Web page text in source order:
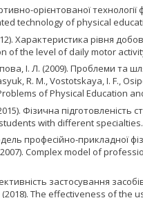
орієнтованої
technology of physical
Характеристика рівня
of the level of daily motor
І. Л. (2009). Проблеми та
R. M., Vostotskaya, I. F.,
of Physical Education
Фізична підготовленість
with different
професійно-прикладної
(2007). Complex model of
застосування
(2018). The effectiveness of